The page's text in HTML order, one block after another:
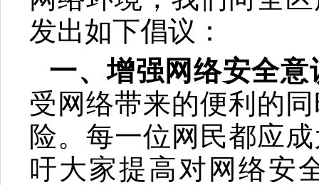
发出如下倡议：
一、增强网络安全意
受网络带来的便利的
险。每一位网民都应
吁大家提高对网络安